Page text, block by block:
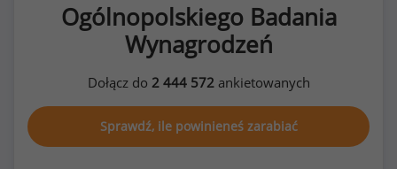
Ogólnopolskiego Badania
Wynagrodzeń
Dołącz do 2 444 572ankietowanych
Sprawdź, ile powinieneś zarabiać